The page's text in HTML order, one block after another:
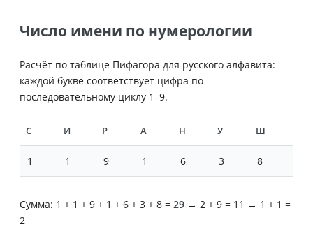
Число имени по нумерологии
Расчёт по таблице Пифагора для русского алфавита:
каждой букве соответствует цифра по
последовательному циклу 1–9.
С И Р А Н У Ш
1 1 9 1 6 3 8
Сумма: 1 + 1 + 9 + 1 + 6 + 3 + 8 = 29 → 2 + 9 = 11 → 1 + 1 =
2